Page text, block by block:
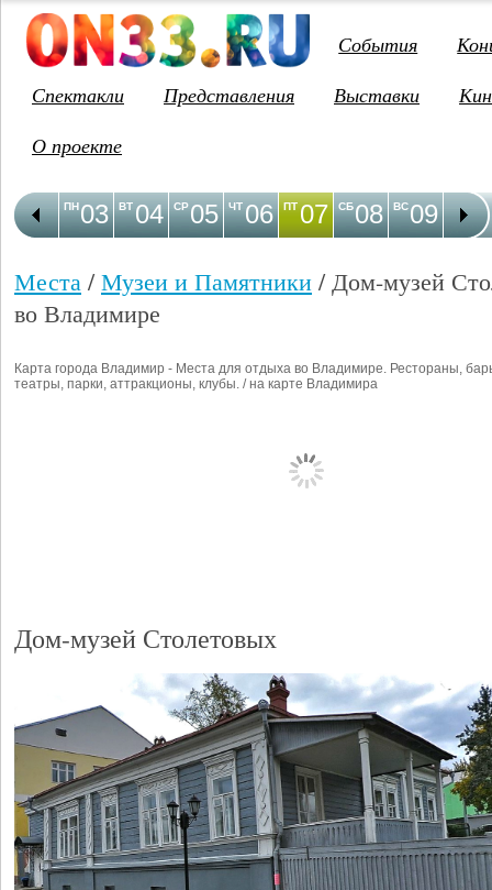
События
Спектакли
Представления Выставки
О проекте
03
ПН 04
ВТ 05
СР 06
ЧТ 07
ПТ 08
СБ 09
ВС 10
ПН
Места /Музеи и Памятники / Дом-музей
во Владимире
Карта города Владимир - Места для отдыха во Владимире. Рестораны,
театры, парки, аттракционы, клубы. / на карте Владимира
Дом-музей Столетовых